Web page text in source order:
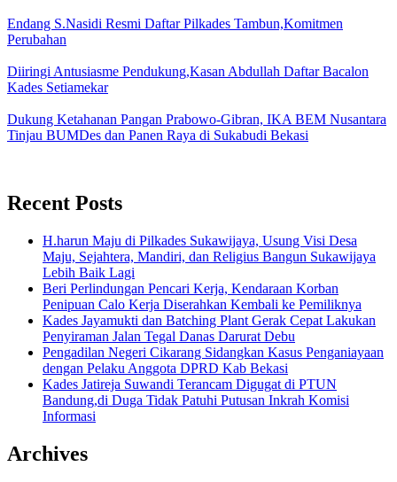
Endang S.Nasidi Resmi Daftar Pilkades Tambun,Komitmen
Perubahan
Diiringi Antusiasme Pendukung,Kasan Abdullah Daftar Bacalon
Kades Setiamekar
Dukung Ketahanan Pangan Prabowo-Gibran, IKA BEM Nusantara
Tinjau BUMDes dan Panen Raya di Sukabudi Bekasi
Recent Posts
H.harun Maju di Pilkades Sukawijaya, Usung Visi Desa
Maju, Sejahtera, Mandiri, dan Religius Bangun Sukawijaya
Lebih Baik Lagi
Beri Perlindungan Pencari Kerja, Kendaraan Korban
Penipuan Calo Kerja Diserahkan Kembali ke Pemiliknya
Kades Jayamukti dan Batching Plant Gerak Cepat Lakukan
Penyiraman Jalan Tegal Danas Darurat Debu
Pengadilan Negeri Cikarang Sidangkan Kasus Penganiayaan
dengan Pelaku Anggota DPRD Kab Bekasi
Kades Jatireja Suwandi Terancam Digugat di PTUN
Bandung,di Duga Tidak Patuhi Putusan Inkrah Komisi
Informasi
Archives